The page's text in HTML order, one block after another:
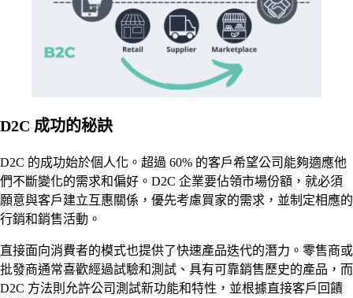
D2C 成功的秘訣
D2C 的成功始於個人化。超過 60% 的客戶希望公司能夠適應他
們不斷變化的需求和偏好。D2C 企業要佔領市場份額，就必須
願意與客戶建立互惠關係，優先考慮買家的需求，並制定相應的
行銷和銷售活動。
直接面向消費者的模式也提供了快速產品迭代的潛力。零售商或
批發商通常喜歡經過試驗和測試、具有可靠銷售歷史的產品，而
D2C 方法則允許公司測試新功能和特性，並根據直接客戶回饋